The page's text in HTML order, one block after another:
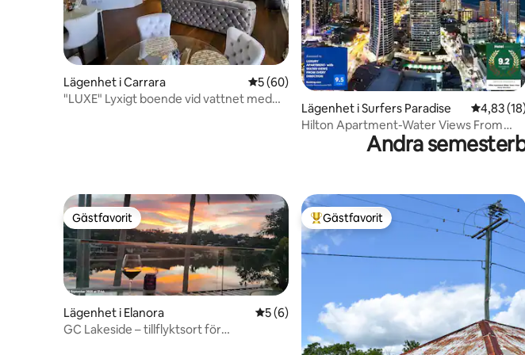
Lägenhet i Carrara 5 av 5 i genomsnittligt betyg, 60 omdömen
5 (60)
"LUXE" Lyxigt boende vid vattnet med
Lägenhet i Surfers Paradise 4,83 av
4,83
Hilton Apartment-Water Views From
Every DirectionAndra
Gästfavorit
Gästfavorit
Lägenhet i Elanora 5 av 5 i genomsnittligt betyg, 6 omdömen
5 (6)
GC Lakeside – tillflyktsort för
Populär gästfavorit
Gästfavorit